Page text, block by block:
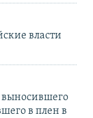
власти
выносившего
в плен в